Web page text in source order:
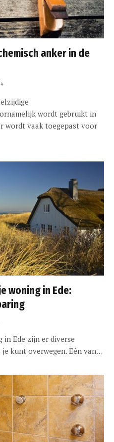
anker in de
wordt gebruikt in
wordt vaak toegepast voor
woning in Ede:
Ede zijn er diverse
kunt overwegen. Eén van…